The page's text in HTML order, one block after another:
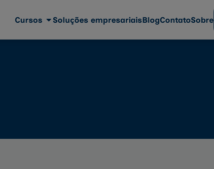
Cursos Soluções empresariaisBlogContatoSobre